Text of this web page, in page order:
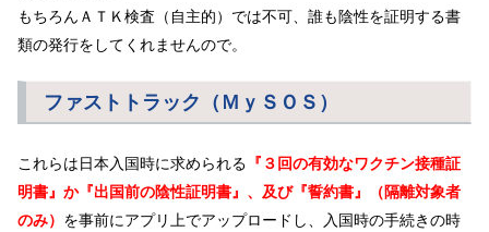
もちろんＡＴＫ検査（自主的）では不可、誰も陰性を証明する書
類の発行をしてくれませんので。
ファストトラック（ＭｙＳＯＳ）
これらは日本入国時に求められる 『３回の有効なワクチン接種証
明書』か『出国前の陰性証明書』、及び『誓約書』（隔離対象者
のみ） を事前にアプリ上でアップロードし、入国時の手続きの時